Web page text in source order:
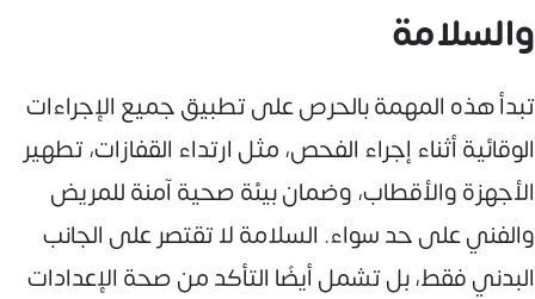
والسلامة
تبدأ هذه المهمة بالحرص على تطبيق جميع الإجراءات
الوقائية أثناء إجراء الفحص، مثل ارتداء القفازات، تطهير
الأجهزة والأقطاب، وضمان بيئة صحية آمنة للمريض
والفني على حد سواء. السلامة لا تقتصر على الجانب
البدني فقط، بل تشمل أيضًا التأكد من صحة الإعدادات